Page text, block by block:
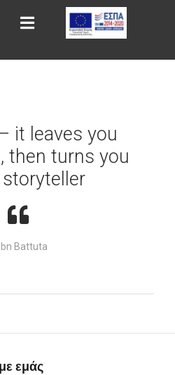
it leaves you
then turns you
Ibn Battuta
εμάς